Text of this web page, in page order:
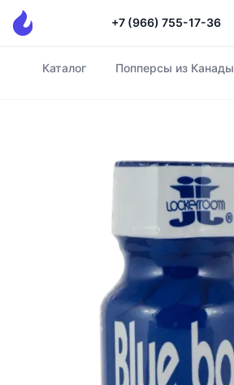
+7 (966) 755-17-36
Главная
Каталог Попперсы из Канады